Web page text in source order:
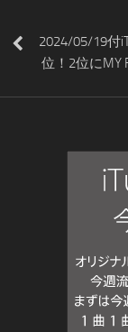
2024/05/19付
位！2位にMY